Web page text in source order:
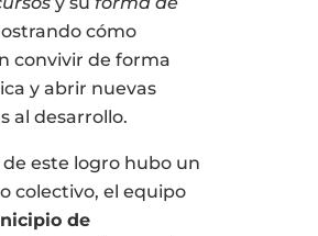
cómo
convivir de forma
y abrir nuevas
al desarrollo.
de este logro hubo un
colectivo, el equipo
de